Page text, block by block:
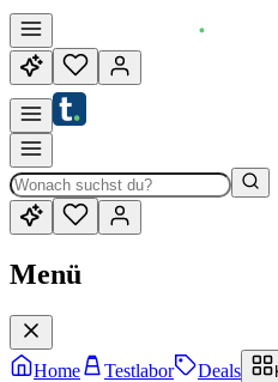
Menü
Home Testlabor Deals